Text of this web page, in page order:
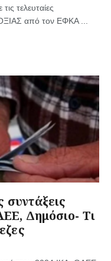
τελευταίες
από τον ΕΦΚΑ ...
συντάξεις
Δημόσιο- Τι